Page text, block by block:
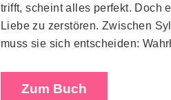
trifft, scheint alles perfekt. Doch
Liebe zu zerstören. Zwischen
muss sie sich entscheiden:
Zum Buch